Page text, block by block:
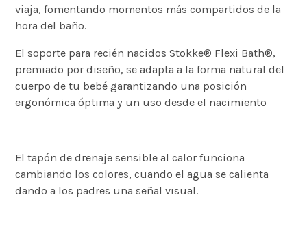
viaja, fomentando momentos más compartidos de la
hora del baño.
El soporte para recién nacidos Stokke® Flexi Bath®,
premiado por diseño, se adapta a la forma natural del
cuerpo de tu bebé garantizando una posición
ergonómica óptima y un uso desde el nacimiento
El tapón de drenaje sensible al calor funciona
cambiando los colores, cuando el agua se calienta
dando a los padres una señal visual.